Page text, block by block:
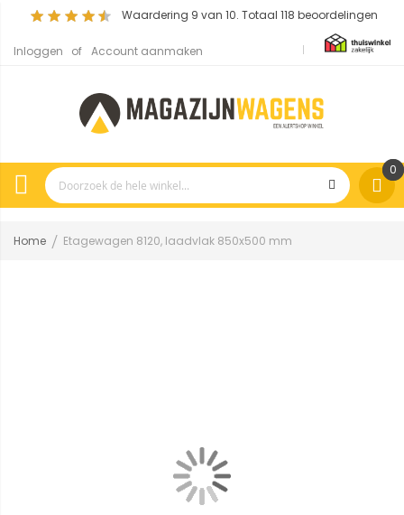
Waardering 9 van 10. Totaal 118 beoordelingen
Inloggen Account aanmaken
0
Home Etagewagen 8120, laadvlak 850x500 mm